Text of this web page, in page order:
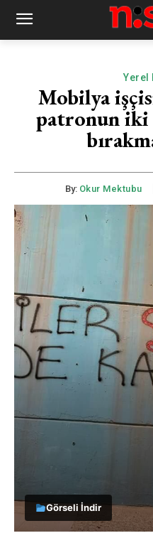
Yerel
Mobilya
patronun iki
By: Okur Mektubu
Görseli İndir